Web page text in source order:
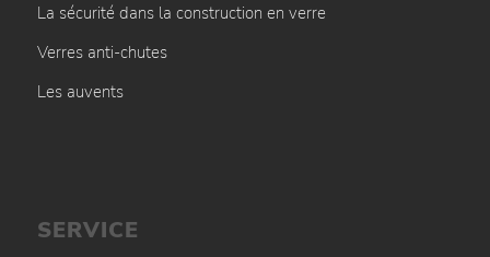
La sécurité dans la construction en verre
Verres anti-chutes
Les auvents
SERVICE